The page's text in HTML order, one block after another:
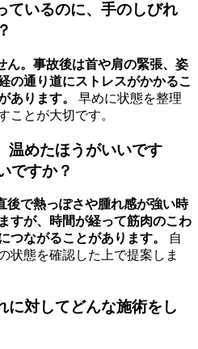
ているのに、手のしびれ
ん。事故後は首や肩の緊張、姿
の通り道にストレスがかかるこ
あります。
早めに状態を整理
ことが大切です。
温めたほうがいいです
ですか？
後で熱っぽさや腫れ感が強い時
すが、時間が経って筋肉のこわ
つながることがあります。
自
状態を確認した上で提案しま
に対してどんな施術をし